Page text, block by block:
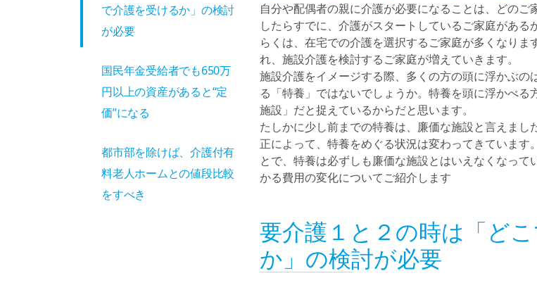
で介護を受けるか」の検討
が必要
国民年金受給者でも650万
円以上の資産があると“定
価”になる
都市部を除けば、介護付有
料老人ホームとの値段比較
をすべき
自分や配偶者の親に介護が必要になることは、どの
したらすでに、介護がスタートしているご家庭があ
らくは、在宅での介護を選択するご家庭が多くなり
れ、施設介護を検討するご家庭が増えていきます。
施設介護をイメージする際、多くの方の頭に浮かぶの
る「特養」ではないでしょうか。特養を頭に浮かべる
施設」だと捉えているからだと思います。
たしかに少し前までの特養は、廉価な施設と言えま
正によって、特養をめぐる状況は変わってきています
とで、特養は必ずしも廉価な施設とはいえなくなっ
かる費用の変化についてご紹介します
要介護１と２の時は「ど
か」の検討が必要